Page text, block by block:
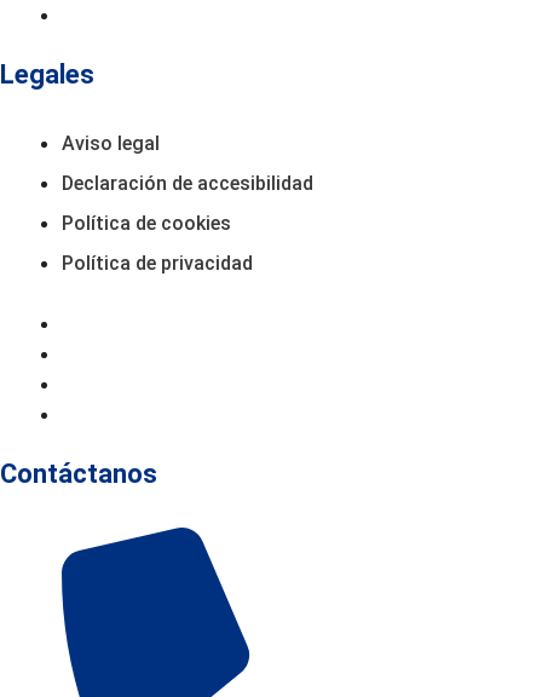
Legales
Aviso legal
Declaración de accesibilidad
Política de cookies
Política de privacidad
Contáctanos